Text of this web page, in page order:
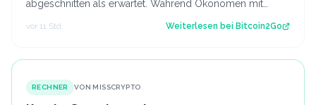
abgeschnitten als erwartet. Während Ökonomen mit
vor 11 Std. Weiterlesen bei Bitcoin2Go
RECHNER VON MISSCRYPTO